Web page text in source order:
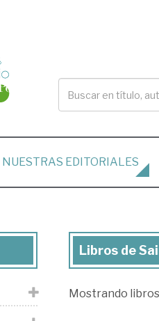
NUESTRAS EDITORIALES
Libros
Saint-
Libros de
Mostrando